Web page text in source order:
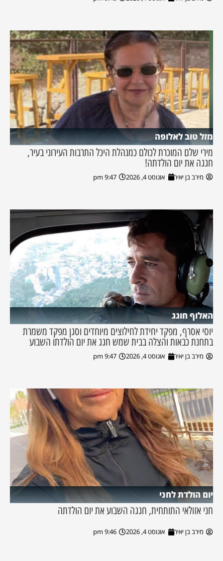
מזל טוב לאלופה
מירי שלם המוכרת לכולם כמנהלת היכל התרבות העירוני בעיר,
חגגה את יום הולדתה!
מירב בן יאיר אוגוסט 4, 2026 9:47 pm
האלוף חוגג
יוסי אסרף, מפקד יחידת לחילוצים מיוחדים וסגן מפקד משמרת
בתחנת כבאות והצלה בבית שמש חגג את יום הולדתו השבוע
מירב בן יאיר אוגוסט 4, 2026 9:47 pm
יום הולדת לחני
חני אזולאי התותחית, חגגה השבוע את יום הולדתה
מירב בן יאיר אוגוסט 4, 2026 9:46 pm